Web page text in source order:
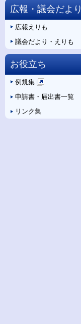
広報・議会だより
広報えりも
議会だより・えりも
お役立ち
例規集
新
規
ペ
申請書・届出書一覧
リンク集